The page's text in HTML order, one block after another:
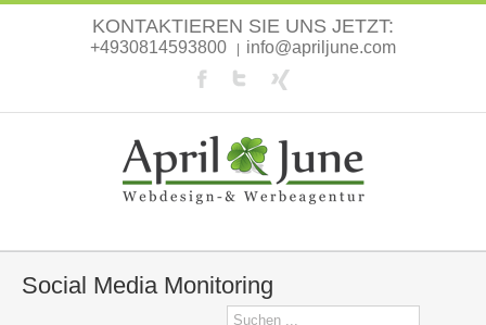
KONTAKTIEREN SIE UNS JETZT:
+4930814593800 info@apriljune.com
Social Media Monitoring